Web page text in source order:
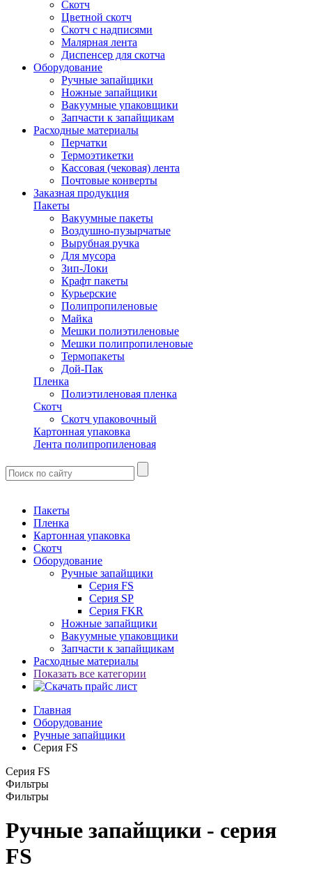
Скотч
Цветной скотч
Скотч с надписями
Малярная лента
Диспенсер для скотча
Оборудование
Ручные запайщики
Ножные запайщики
Вакуумные упаковщики
Запчасти к запайщикам
Расходные материалы
Перчатки
Термоэтикетки
Кассовая (чековая) лента
Почтовые конверты
Заказная продукция
Пакеты
Вакуумные пакеты
Воздушно-пузырчатые
Вырубная ручка
Для мусора
Зип-Локи
Крафт пакеты
Курьерские
Полипропиленовые
Майка
Мешки полиэтиленовые
Мешки полипропиленовые
Термопакеты
Дой-Пак
Пленка
Полиэтиленовая пленка
Скотч
Скотч упаковочный
Картонная упаковка
Лента полипропиленовая
Пакеты
Пленка
Картонная упаковка
Скотч
Оборудование
Ручные запайщики
Серия FS
Серия SP
Серия FKR
Ножные запайщики
Вакуумные упаковщики
Запчасти к запайщикам
Расходные материалы
Показать все категории
Главная
Оборудование
Ручные запайщики
Серия FS
Серия FS
Фильтры
Фильтры
Ручные запайщики - серия
FS